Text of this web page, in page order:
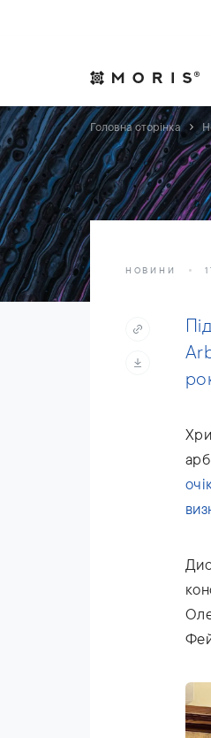
Головна сторінка
НОВИНИ